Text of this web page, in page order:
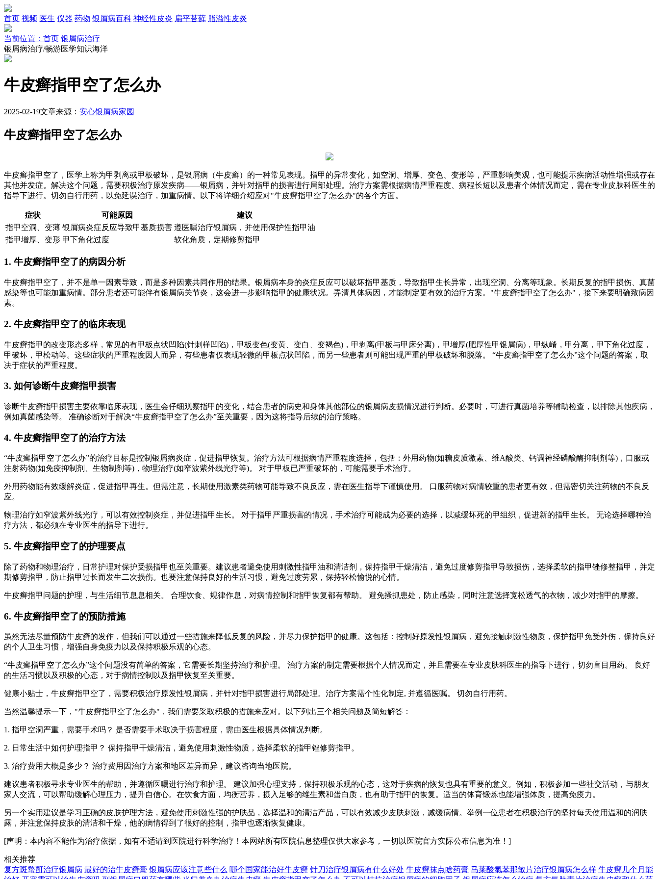
首页 视频 医生 仪器 药物 银屑病百科 神经性皮炎 扁平苔藓 脂溢性皮炎
当前位置：首页 银屑病治疗
银屑病治疗/畅游医学知识海洋
牛皮癣指甲空了怎么办
2025-02-19文章来源： 安心银屑病家园
牛皮癣指甲空了怎么办
牛皮癣指甲空了，医学上称为甲剥离或甲板破坏，是银屑病（牛皮癣）的一种常见表现。指甲的异常变化，如空洞、增厚、变色、变形等，严重影响美观，也可能提示疾病活动性增强或存在
其他并发症。解决这个问题，需要积极治疗原发疾病——银屑病，并针对指甲的损害进行局部处理。治疗方案需根据病情严重程度、病程长短以及患者个体情况而定，需在专业皮肤科医生的
指导下进行。切勿自行用药，以免延误治疗，加重病情。以下将详细介绍应对"牛皮癣指甲空了怎么办"的各个方面。
症状 可能原因
建议
指甲空洞、变薄 银屑病炎症反应导致甲基质损害 遵医嘱治疗银屑病，并使用保护性指甲油
指甲增厚、变形 甲下角化过度 软化角质，定期修剪指甲
1. 牛皮癣指甲空了的病因分析
牛皮癣指甲空了，并不是单一因素导致，而是多种因素共同作用的结果。银屑病本身的炎症反应可以破坏指甲基质，导致指甲生长异常，出现空洞、分离等现象。长期反复的指甲损伤、真菌
感染等也可能加重病情。部分患者还可能伴有银屑病关节炎，这会进一步影响指甲的健康状况。弄清具体病因，才能制定更有效的治疗方案。"牛皮癣指甲空了怎么办"，接下来要明确致病因
素。
2. 牛皮癣指甲空了的临床表现
牛皮癣指甲的改变形态多样，常见的有甲板点状凹陷(针刺样凹陷)，甲板变色(变黄、变白、变褐色)，甲剥离(甲板与甲床分离)，甲增厚(肥厚性甲银屑病)，甲纵嵴，甲分离，甲下角化过度，
甲破坏，甲松动等。这些症状的严重程度因人而异，有些患者仅表现轻微的甲板点状凹陷，而另一些患者则可能出现严重的甲板破坏和脱落。 “牛皮癣指甲空了怎么办”这个问题的答案，取
决于症状的严重程度。
3. 如何诊断牛皮癣指甲损害
诊断牛皮癣指甲损害主要依靠临床表现，医生会仔细观察指甲的变化，结合患者的病史和身体其他部位的银屑病皮损情况进行判断。必要时，可进行真菌培养等辅助检查，以排除其他疾病，
例如真菌感染等。 准确诊断对于解决“牛皮癣指甲空了怎么办”至关重要，因为这将指导后续的治疗策略。
4. 牛皮癣指甲空了的治疗方法
“牛皮癣指甲空了怎么办”的治疗目标是控制银屑病炎症，促进指甲恢复。治疗方法可根据病情严重程度选择，包括：外用药物(如糖皮质激素、维A酸类、钙调神经磷酸酶抑制剂等)，口服或
注射药物(如免疫抑制剂、生物制剂等)，物理治疗(如窄波紫外线光疗等)。 对于甲板已严重破坏的，可能需要手术治疗。
外用药物能有效缓解炎症，促进指甲再生。但需注意，长期使用激素类药物可能导致不良反应，需在医生指导下谨慎使用。 口服药物对病情较重的患者更有效，但需密切关注药物的不良反
应。
物理治疗如窄波紫外线光疗，可以有效控制炎症，并促进指甲生长。 对于指甲严重损害的情况，手术治疗可能成为必要的选择，以减缓坏死的甲组织，促进新的指甲生长。 无论选择哪种治
疗方法，都必须在专业医生的指导下进行。
5. 牛皮癣指甲空了的护理要点
除了药物和物理治疗，日常护理对保护受损指甲也至关重要。建议患者避免使用刺激性指甲油和清洁剂，保持指甲干燥清洁，避免过度修剪指甲导致损伤，选择柔软的指甲锉修整指甲，并定
期修剪指甲，防止指甲过长而发生二次损伤。也要注意保持良好的生活习惯，避免过度劳累，保持轻松愉悦的心情。
牛皮癣指甲问题的护理，与生活细节息息相关。 合理饮食、规律作息，对病情控制和指甲恢复都有帮助。 避免搔抓患处，防止感染，同时注意选择宽松透气的衣物，减少对指甲的摩擦。
6. 牛皮癣指甲空了的预防措施
虽然无法尽量预防牛皮癣的发作，但我们可以通过一些措施来降低反复的风险，并尽力保护指甲的健康。这包括：控制好原发性银屑病，避免接触刺激性物质，保护指甲免受外伤，保持良好
的个人卫生习惯，增强自身免疫力以及保持积极乐观的心态。
“牛皮癣指甲空了怎么办”这个问题没有简单的答案，它需要长期坚持治疗和护理。 治疗方案的制定需要根据个人情况而定，并且需要在专业皮肤科医生的指导下进行，切勿盲目用药。 良好
的生活习惯以及积极的心态，对于病情控制以及指甲恢复至关重要。
健康小贴士，牛皮癣指甲空了，需要积极治疗原发性银屑病，并针对指甲损害进行局部处理。治疗方案需个性化制定, 并遵循医嘱。 切勿自行用药。
当然温馨提示一下，"牛皮癣指甲空了怎么办"，我们需要采取积极的措施来应对。以下列出三个相关问题及简短解答：
1. 指甲空洞严重，需要手术吗？ 是否需要手术取决于损害程度，需由医生根据具体情况判断。
2. 日常生活中如何护理指甲？ 保持指甲干燥清洁，避免使用刺激性物质，选择柔软的指甲锉修剪指甲。
3. 治疗费用大概是多少？ 治疗费用因治疗方案和地区差异而异，建议咨询当地医院。
建议患者积极寻求专业医生的帮助，并遵循医嘱进行治疗和护理。 建议加强心理支持，保持积极乐观的心态，这对于疾病的恢复也具有重要的意义。例如，积极参加一些社交活动，与朋友
家人交流，可以帮助缓解心理压力，提升自信心。在饮食方面，均衡营养，摄入足够的维生素和蛋白质，也有助于指甲的恢复。适当的体育锻炼也能增强体质，提高免疫力。
另一个实用建议是学习正确的皮肤护理方法，避免使用刺激性强的护肤品，选择温和的清洁产品，可以有效减少皮肤刺激，减缓病情。举例一位患者在积极治疗的坚持每天使用温和的润肤
露，并注意保持皮肤的清洁和干燥，他的病情得到了很好的控制，指甲也逐渐恢复健康。
[声明：本内容不能作为治疗依据，如有不适请到医院进行科学治疗！本网站所有医院信息整理仅供大家参考，一切以医院官方实际公布信息为准！]
相关推荐
复方斑蝥酊治疗银屑病 最好的治牛皮癣膏 银屑病应该注意些什么 哪个国家能治好牛皮癣 针刀治疗银屑病有什么好处 牛皮癣抹点啥药膏 马莱酸氯苯那敏片治疗银屑病怎么样 牛皮癣几个月能